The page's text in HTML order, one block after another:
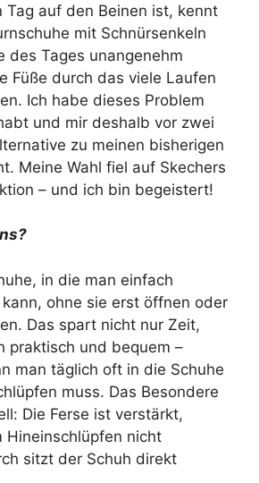
Tag auf den Beinen ist, kennt
mit Schnürsenkeln
des Tages unangenehm
Füße durch das viele Laufen
Ich habe dieses Problem
und mir deshalb vor zwei
zu meinen bisherigen
Meine Wahl fiel auf Skechers
– und ich bin begeistert!
in die man einfach
ohne sie erst öffnen oder
Das spart nicht nur Zeit,
praktisch und bequem –
man täglich oft in die Schuhe
muss. Das Besondere
Die Ferse ist verstärkt,
Hineinschlüpfen nicht
sitzt der Schuh direkt